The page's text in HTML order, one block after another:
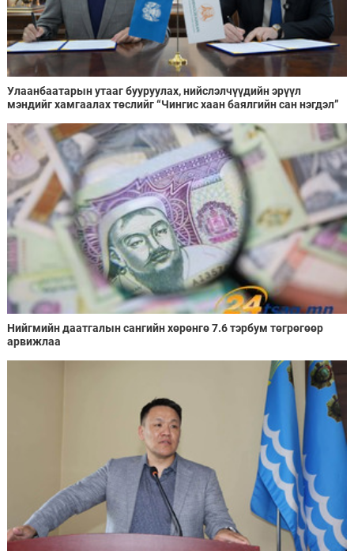
Улаанбаатарын утааг бууруулах, нийслэлчүүдийн эрүүл
мэндийг хамгаалах төслийг “Чингис хаан баялгийн сан нэгдэл”
Нийгмийн даатгалын сангийн хөрөнгө 7.6 тэрбум төгрөгөөр
арвижлаа